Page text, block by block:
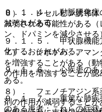
６）． レセルピン誘導体
減弱される可能性がある
ン、ドパミンを減少させる
７）． レボドパ、アマン
を増強することがある（
の作用を増強することが
８）． フェノチアジン系
剤の作用が減弱すること
９．１．４． 動脈硬化症
おそれがある。
９．１．５． 甲状腺機能
化するおそれがある。
９．１．６． 心疾患のあ
ある。
９．１．７． 重篤な肺疾
のある患者：これらの症状